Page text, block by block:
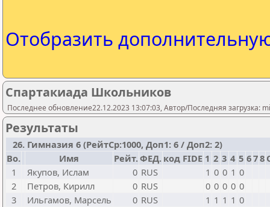
Отобразить
Спартакиада Школьников
Последнее обновление22.12.2023 13:07:03, Автор/Последняя загрузка:
Результаты
26. Гимназия 6 (РейтСр:1000, Доп1: 6 / Доп2: 2)
Bo.
Имя Рейт.ФЕД. код FIDE 1 2 3 4 5 678
1
Якупов, Ислам 0 RUS 1 0 0 1 0
2
Петров, Кирилл 0 RUS 0 0 0 0 0
3
Ильгамов, Марсель 0 RUS 1 1 1 1 0